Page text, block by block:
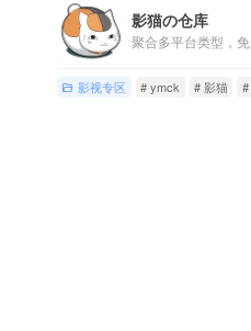
影猫の仓库
聚合多平台类型，
影视专区 # ymck # 影猫